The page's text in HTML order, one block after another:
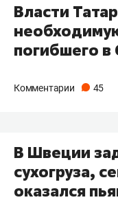
Власти
погибшего в
Комментарии 45
В Швеции
сухогруза,
оказался